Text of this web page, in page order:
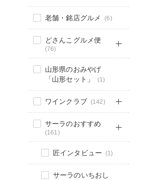
老舗・銘店グルメ (6)
どさんこグルメ便
(76)
山形県のおみやげ
「山形セット」
(1)
ワインクラブ (142)
サーラのおすすめ
(161)
匠インタビュー (1)
サーラのいちおし